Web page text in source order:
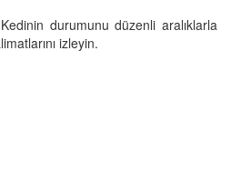
durumunu düzenli aralıklarla
izleyin.